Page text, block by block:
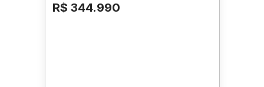
R$ 344.990